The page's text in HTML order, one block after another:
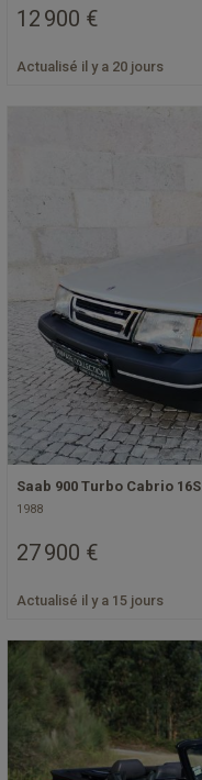
12 900 €
Actualisé il y a 20 jours
Saab 900 Turbo Cabrio 16S
1988
27 900 €
Actualisé il y a 15 jours